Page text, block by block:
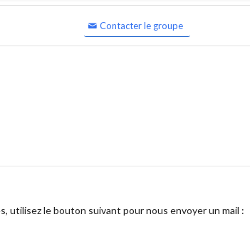
Contacter le groupe
utilisez le bouton suivant pour nous envoyer un mail :